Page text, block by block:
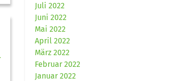
Juli 2022
Juni 2022
Mai 2022
April 2022
März 2022
Februar 2022
Januar 2022